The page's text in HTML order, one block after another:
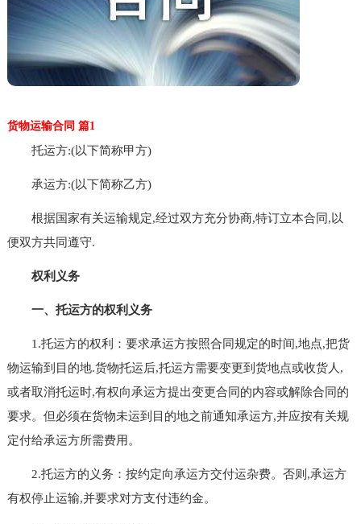
货物运输合同 篇1
托运方:(以下简称甲方)
承运方:(以下简称乙方)
根据国家有关运输规定,经过双方充分协商,特订立本合同,以
便双方共同遵守.
权利义务
一、托运方的权利义务
1.托运方的权利：要求承运方按照合同规定的时间,地点,把货
物运输到目的地.货物托运后,托运方需要变更到货地点或收货人,
或者取消托运时,有权向承运方提出变更合同的内容或解除合同的
要求。但必须在货物未运到目的地之前通知承运方,并应按有关规
定付给承运方所需费用。
2.托运方的义务：按约定向承运方交付运杂费。否则,承运方
有权停止运输,并要求对方支付违约金。